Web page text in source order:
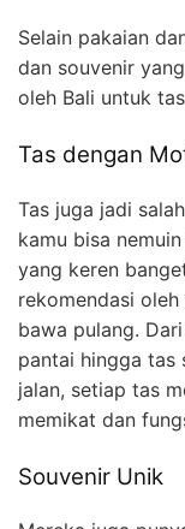
Selain pakaian
dan souvenir
oleh Bali untuk
Tas dengan
Tas juga jadi
kamu bisa
yang keren
rekomendasi
bawa pulang.
pantai hingga tas
jalan, setiap tas
memikat dan
Souvenir Unik